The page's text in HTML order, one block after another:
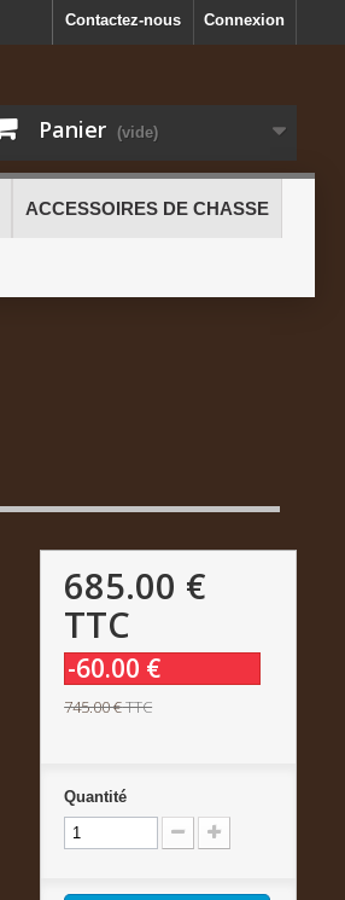
Connexion
Contactez-nous
Panier (vide)
ACCESSOIRES DE CHASSE
685.00 €
TTC
-60.00 €
745.00 €TTC
Quantité